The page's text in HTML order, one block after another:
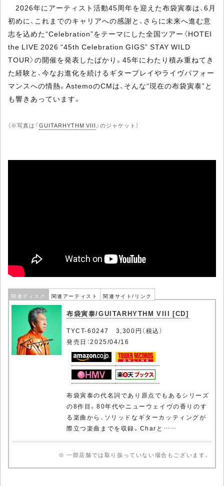
2026年にアーティスト活動45周年を迎えた布袋寅泰は、6月
初めに、これまでのキャリアへの感謝と、さらに未来へ進む意
志を込めた“Celebration”をテーマにした全国ツアー〈HOTEI
the LIVE 2026 “45th Celebration GIGS” STAY WILD
TOUR〉の開催を発表したばかり。45年にわたり積み重ねてき
た経験と、今なお進化を続けるギタープレイやライヴパフォー
マンスへの情熱。AstemoのCMは、そんな“現在の布袋寅泰”と
も響きあっています。
（※写真は『GUITARHYTHM VIII』のジャケット）
関連ディスク 関連アーティスト 関連サイト/リンク
布袋寅泰/GUITARHYTHM VIII [CD]
TYCT-60247 3,300円（税込）
発売日：2025/04/16
布袋寅泰の代名詞であり原点でもあるシリーズ
の8作目。80年代やニューウェイヴの香りのす
る楽曲から、ソリッドなギターカッティングが
際立つ楽曲までを収録。Charと……
※ 一部店舗では取り扱っていない場合もございます。